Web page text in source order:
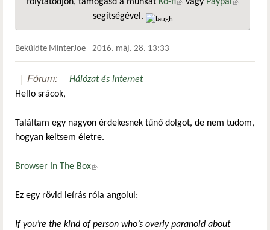
segítségével.
Beküldte MinterJoe - 2016. máj. 28. 13:33
Fórum:
Hálózat és internet
Hello srácok,
Találtam egy nagyon érdekesnek tűnő dolgot, de nem tudom,
hogyan keltsem életre.
Browser In The Box(külső hivatkozás)
Ez egy rövid leírás róla angolul:
If you’re the kind of person who’s overly paranoid about